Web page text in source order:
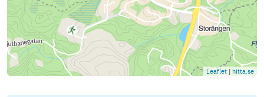
Leaflet | hitta.se